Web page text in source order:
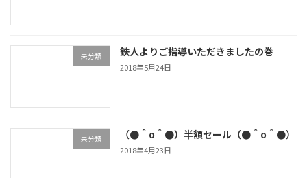
未分類 鉄人よりご指導いただきましたの巻
2018年5月24日
未分類 （●＾o＾●）半額セール（●＾o＾●）
2018年4月23日